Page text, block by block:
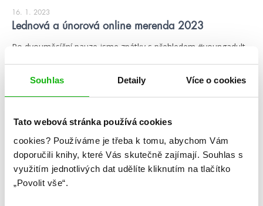
Souhlas Detaily Více o cookies
Tato webová stránka používá cookies
cookies? Používáme je třeba k tomu, abychom Vám
doporučili knihy, které Vás skutečně zajímají. Souhlas s
využitím jednotlivých dat udělíte kliknutím na tlačítko
„Povolit vše“.
16. 1. 2023
Lednová a únorová online merenda 2023
Po dvouměsíční pauze jsme zpátky s přehledem #youngadult
Kategorie
blog citáty humbookfest